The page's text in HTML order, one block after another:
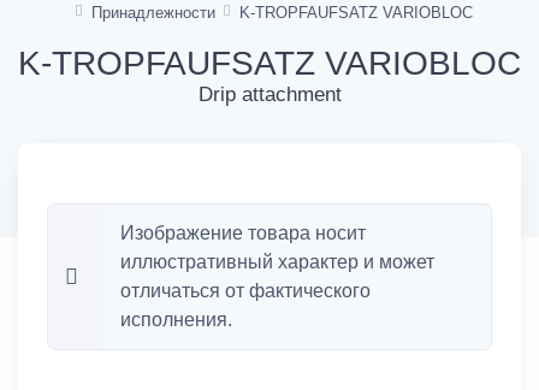
Принадлежности
K-TROPFAUFSATZ VARIOBLOC
K-TROPFAUFSATZ VARIOBLOC
Drip attachment
Изображение товара носит
иллюстративный характер и может
отличаться от фактического
исполнения.